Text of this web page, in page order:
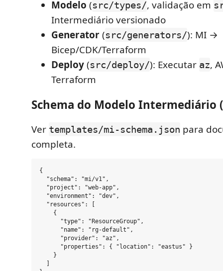
Modelo (src/types/, validação em
Intermediário versionado
Generator(src/generators/): MI →
Bicep/CDK/Terraform
Deploy(src/deploy/): Executar az,
Terraform
Schema do Modelo Intermediário
Ver templates/mi-schema.json para
completa.
{
  "schema": "mi/v1",
  "project": "web-app",
  "environment": "dev",
  "resources": [
    {
      "type": "ResourceGroup",
      "name": "rg-default",
      "provider": "az",
      "properties": { "location": "eastus" }
    }